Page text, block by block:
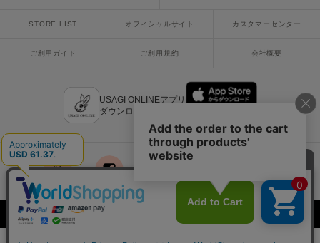
リーボック
sanrio house
サンリオハウス
SESAME STREET MARKET
セサミストリートマーケット
SHAKA
STORE LIST オフィシャルサイト カスタマーセンター
ご利用ガイド ご利用規約 会社概要
USAGI ONLINEアプリ
ダウンロードはこちら
x facebook LINE mail
Copyright © 2018 Usagi Online Co.,Ltd. All Rights Reserved.